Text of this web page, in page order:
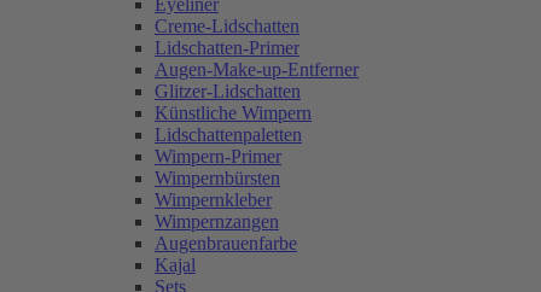
Eyeliner
Creme-Lidschatten
Lidschatten-Primer
Augen-Make-up-Entferner
Glitzer-Lidschatten
Künstliche Wimpern
Lidschattenpaletten
Wimpern-Primer
Wimpernbürsten
Wimpernkleber
Wimpernzangen
Augenbrauenfarbe
Kajal
Sets